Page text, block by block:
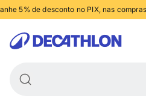
5% de desconto no PIX, nas
Retire na loja em
Decathlon